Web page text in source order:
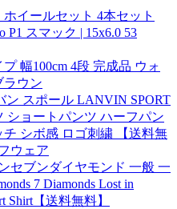
イールセット 4本セット
P1 スマック | 15x6.0 53
幅100cm 4段 完成品 ウォ
ラウン
ン スポール LANVIN SPORT
ショートパンツ ハーフパン
シボ感 ロゴ刺繍 【送料無
ウェア
セブンダイヤモンド 一般 一
7 Diamonds Lost in
Shirt 【送料無料】